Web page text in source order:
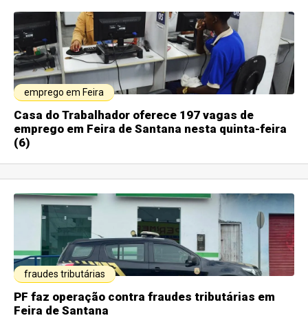
emprego em Feira
Casa do Trabalhador oferece 197 vagas de
emprego em Feira de Santana nesta quinta-feira
(6)
fraudes tributárias
PF faz operação contra fraudes tributárias em
Feira de Santana